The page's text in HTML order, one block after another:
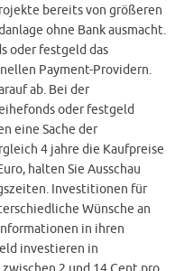
bereits von größeren
ohne Bank ausmacht.
oder festgeld das
Payment-Providern.
ab. Bei der
oder festgeld
eine Sache der
4 jahre die Kaufpreise
halten Sie Ausschau
Investitionen für
Wünsche an
in ihren
investieren in